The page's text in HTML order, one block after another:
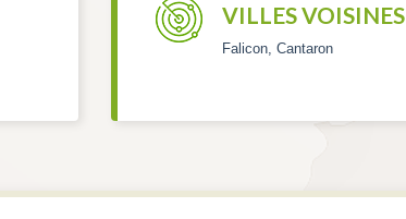
VILLES VOISINES
Falicon, Cantaron